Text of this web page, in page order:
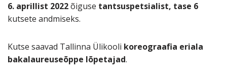
6. aprillist 2022õiguse tantsuspetsialist, tase 6
kutsete andmiseks.
Kutse saavad Tallinna Ülikooli koreograafia eriala
bakalaureuseõppe lõpetajad.